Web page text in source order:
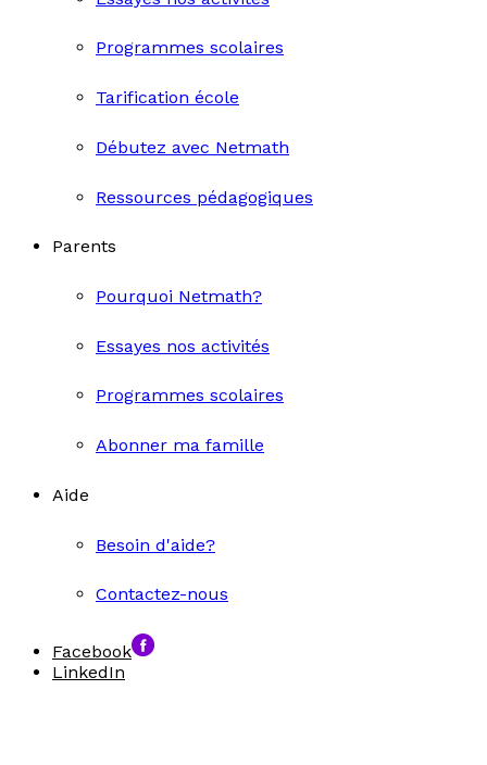
Programmes scolaires
Tarification école
Débutez avec Netmath
Ressources pédagogiques
Parents
Pourquoi Netmath?
Essayes nos activités
Programmes scolaires
Abonner ma famille
Aide
Besoin d'aide?
Contactez-nous
Facebook
LinkedIn